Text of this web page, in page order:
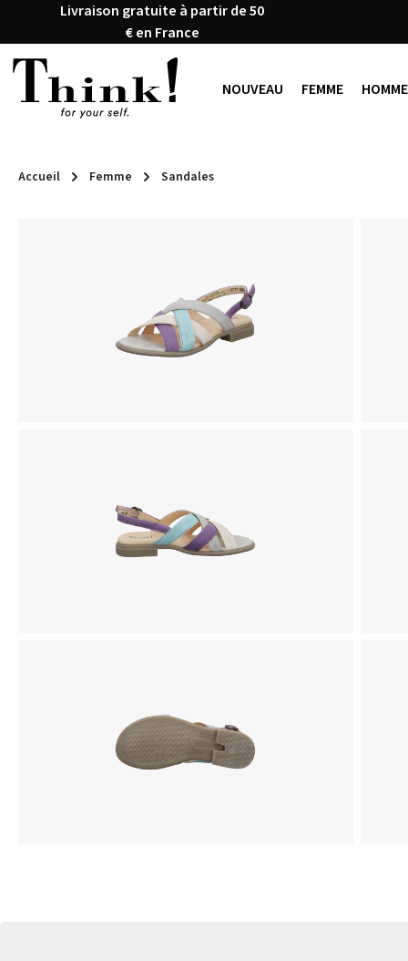
au contenu principal
Passer à la recherche
Passer à la navigation principale
Livraison gratuite à partir de 50
€ en France
NOUVEAU FEMME HOMME
Accueil Femme Sandales